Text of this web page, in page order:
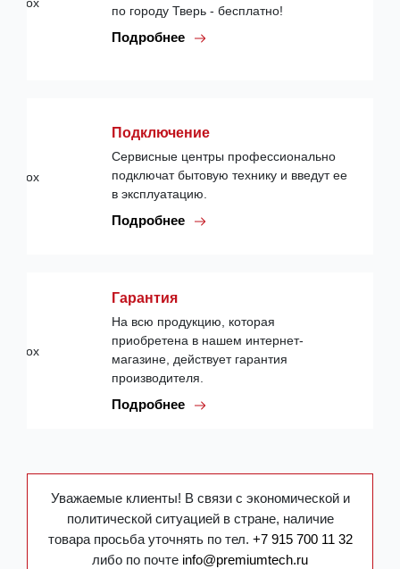
по городу Тверь - бесплатно!
Подробнее
Подключение
Сервисные центры профессионально
подключат бытовую технику и введут ее
в эксплуатацию.
Подробнее
Гарантия
На всю продукцию, которая
приобретена в нашем интернет-
магазине, действует гарантия
производителя.
Подробнее
Уважаемые клиенты! В связи с экономической и
политической ситуацией в стране, наличие
товара просьба уточнять по тел. +7 915 700 11 32
либо по почте info@premiumtech.ru